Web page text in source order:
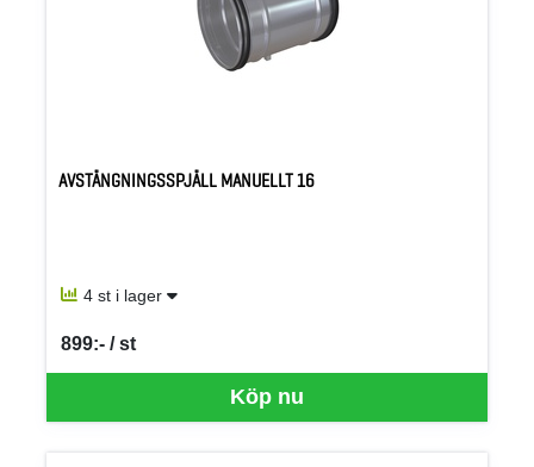
AVSTÄNGNINGSSPJÄLL MANUELLT 16
4 st i lager
Köp nu
899:- / st
SEK per ST